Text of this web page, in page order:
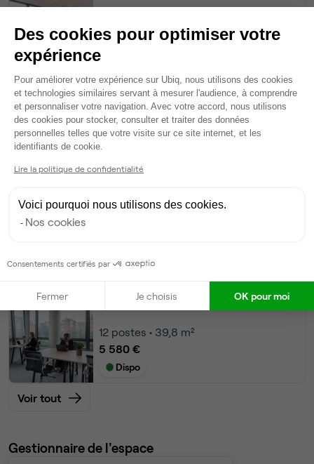
24 postes • 80,7 m²
11 160 €
Espace indépendant• 1er étage
20postes • 79,5 m²
9 300 €
Dispo
Dispo
Bureau privé• 1er étage
12 postes • 39,8 m²
5 580 €
Dispo
Voir tout
Gestionnaire de l'espace
Des cookies pour optimiser votre
expérience
Plateforme de Gestion du
Pour améliorer votre expérience sur Ubiq, nous utilisons des cookies
et technologies similaires servant à mesurer l'audience, à comprendre
et personnaliser votre navigation. Avec votre accord, nous utilisons
des cookies pour stocker, consulter et traiter des données
personnelles telles que votre visite sur ce site internet, et les
identifiants de cookie.
Lire la politique de confidentialité
Voici pourquoi nous utilisons des cookies.
Nos cookies
Consentements certifiés par
Fermer Je choisis OK pour moi